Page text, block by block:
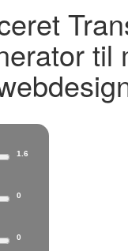
til
1.6
0
0